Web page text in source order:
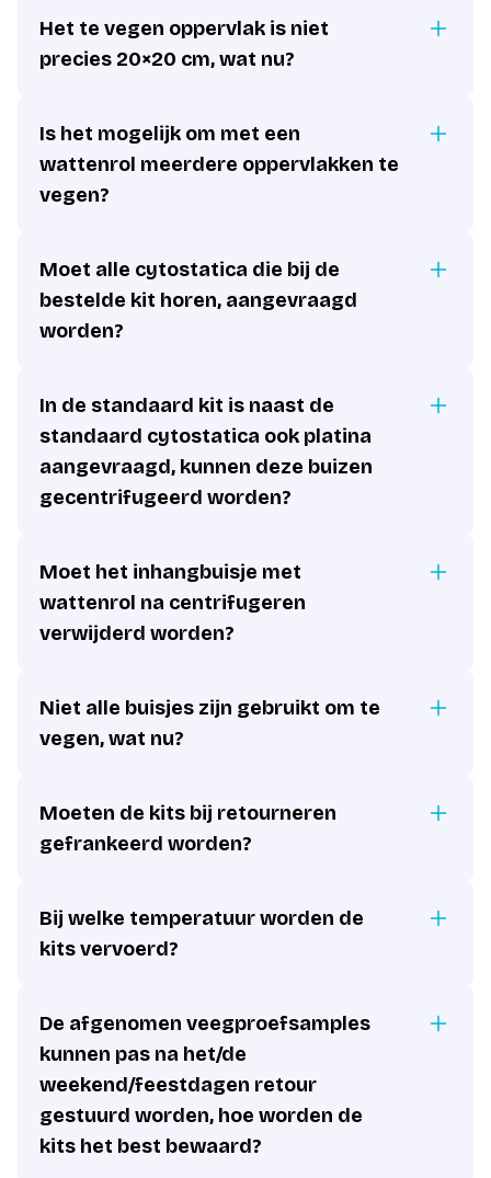
Het te vegen oppervlak is niet
precies 20×20 cm, wat nu?
Is het mogelijk om met een
wattenrol meerdere oppervlakken te
vegen?
Moet alle cytostatica die bij de
bestelde kit horen, aangevraagd
worden?
In de standaard kit is naast de
standaard cytostatica ook platina
aangevraagd, kunnen deze buizen
gecentrifugeerd worden?
Moet het inhangbuisje met
wattenrol na centrifugeren
verwijderd worden?
Niet alle buisjes zijn gebruikt om te
vegen, wat nu?
Moeten de kits bij retourneren
gefrankeerd worden?
Bij welke temperatuur worden de
kits vervoerd?
De afgenomen veegproefsamples
kunnen pas na het/de
weekend/feestdagen retour
gestuurd worden, hoe worden de
kits het best bewaard?